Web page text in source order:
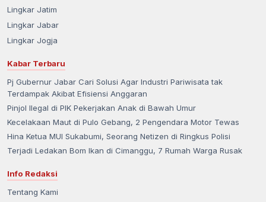
Lingkar Jatim
Lingkar Jabar
Lingkar Jogja
Kabar Terbaru
Pj Gubernur Jabar Cari Solusi Agar Industri Pariwisata tak
Terdampak Akibat Efisiensi Anggaran
Pinjol Ilegal di PIK Pekerjakan Anak di Bawah Umur
Kecelakaan Maut di Pulo Gebang, 2 Pengendara Motor Tewas
Hina Ketua MUI Sukabumi, Seorang Netizen di Ringkus Polisi
Terjadi Ledakan Bom Ikan di Cimanggu, 7 Rumah Warga Rusak
Info Redaksi
Tentang Kami